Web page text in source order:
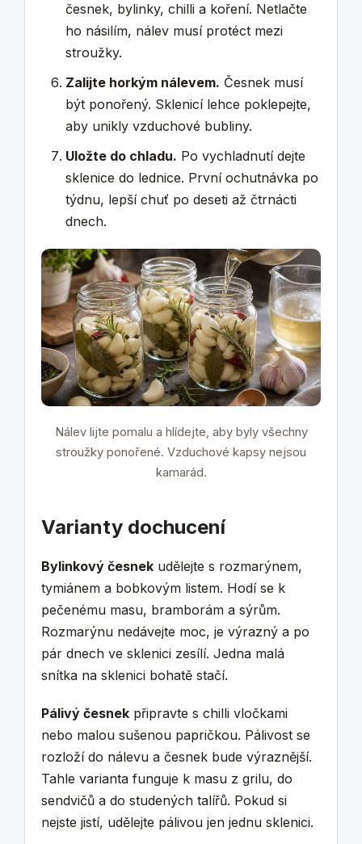
česnek, bylinky, chilli a koření. Netlačte
ho násilím, nálev musí protéct mezi
stroužky.
Zalijte horkým nálevem. Česnek musí
být ponořený. Sklenicí lehce poklepejte,
aby unikly vzduchové bubliny.
Uložte do chladu. Po vychladnutí dejte
sklenice do lednice. První ochutnávka po
týdnu, lepší chuť po deseti až čtrnácti
dnech.
Nálev lijte pomalu a hlídejte, aby byly všechny
stroužky ponořené. Vzduchové kapsy nejsou
kamarád.
Varianty dochucení
Bylinkový česnek udělejte s rozmarýnem,
tymiánem a bobkovým listem. Hodí se k
pečenému masu, bramborám a sýrům.
Rozmarýnu nedávejte moc, je výrazný a po
pár dnech ve sklenici zesílí. Jedna malá
snítka na sklenici bohatě stačí.
Pálivý česnek připravte s chilli vločkami
nebo malou sušenou papričkou. Pálivost se
rozloží do nálevu a česnek bude výraznější.
Tahle varianta funguje k masu z grilu, do
sendvičů a do studených talířů. Pokud si
nejste jistí, udělejte pálivou jen jednu sklenici.